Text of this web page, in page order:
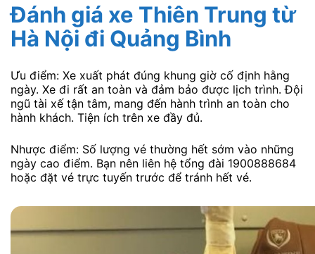
Đánh giá xe Thiên Trung từ
Hà Nội đi Quảng Bình
Ưu điểm: Xe xuất phát đúng khung giờ cố định hằng
ngày. Xe đi rất an toàn và đảm bảo được lịch trình. Đội
ngũ tài xế tận tâm, mang đến hành trình an toàn cho
hành khách. Tiện ích trên xe đầy đủ.
Nhược điểm: Số lượng vé thường hết sớm vào những
ngày cao điểm. Bạn nên liên hệ tổng đài 1900888684
hoặc đặt vé trực tuyến trước để tránh hết vé.